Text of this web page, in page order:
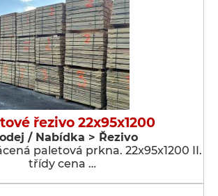
řezivo 22x95x1200
/ Nabídka > Řezivo
paletová prkna. 22x95x1200 II.
třídy cena …